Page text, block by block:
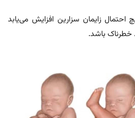
زایمان سزارین افزایش می‌یابد
خطرناک باشد.